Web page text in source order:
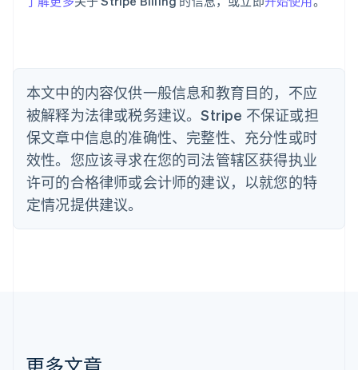
本文中的内容仅供一般信息和教育目的，不应
被解释为法律或税务建议。Stripe 不保证或担
保文章中信息的准确性、完整性、充分性或时
效性。您应该寻求在您的司法管辖区获得执业
许可的合格律师或会计师的建议，以就您的特
定情况提供建议。
English
丹麦
English
德国
DeutschEnglish
法国
FrançaisEnglish
芬兰
EnglishSvenska